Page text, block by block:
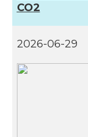
CO2
2026-06-29